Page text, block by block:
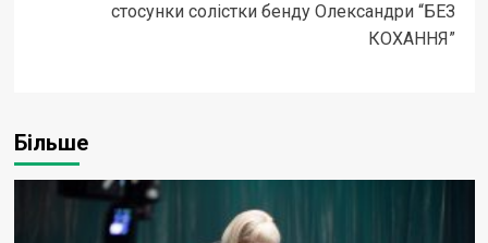
стосунки солістки бенду Олександри “БЕЗ
КОХАННЯ”
Більше